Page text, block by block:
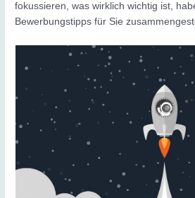
fokussieren, was wirklich wichtig ist,
Bewerbungstipps für Sie